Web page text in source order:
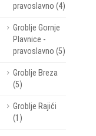
pravoslavno (4)
Groblje Gornje
Plavnice -
pravoslavno (5)
Groblje Breza
(5)
Groblje Rajići
(1)